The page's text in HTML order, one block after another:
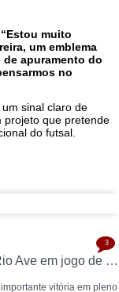
“Estou muito
um emblema
apuramento do
no
sinal claro de
projeto que pretende
do futsal.
Sporting CP vence Rio Ave em jogo de pré temporada disputado em Armamar
vitória em pleno
3